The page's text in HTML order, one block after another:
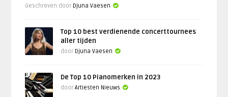
Geschreven door Djuna Vaesen
Top 10 best verdienende concerttournees
aller tijden
door Djuna Vaesen
De Top 10 Pianomerken in 2023
doorArtiesten Nieuws